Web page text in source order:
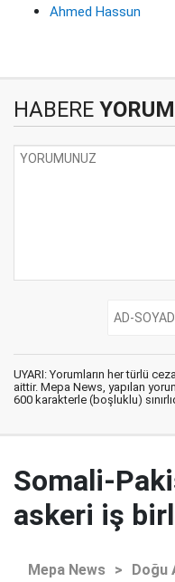
Ahmed Hassun
HABERE
UYARI: Yorumların her türlü
aittir. Mepa News, yapılan
600 karakterle (boşluklu)
Somali-
askeri iş
Mepa News > Doğu